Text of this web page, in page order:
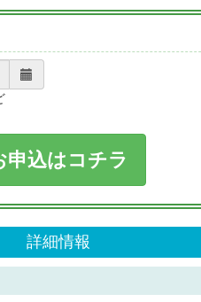
申込はコチラ
詳細情報